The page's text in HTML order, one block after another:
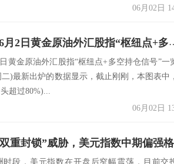
06月02日
一张图：2026年6月2日黄
黄金原油外汇股指“枢纽点+多空持仓信号”一
二)最新出炉的数据显示，截止刚刚，本图表中
超过80%)...
06月02日
时段，美元指数在开盘后窄幅震荡，目前交